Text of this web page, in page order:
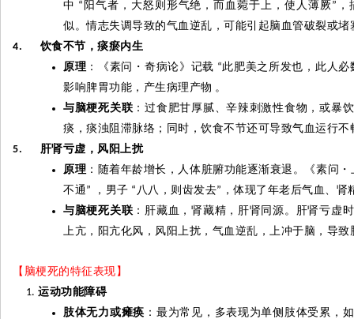
中 “ 阳气者，大怒则形气绝，而血菀于上，使人薄厥 ”
似。情志失调导致的气血逆乱，可能引起脑血管破裂或堵
4.
饮食不节，痰瘀内生
原理 ：《素问 ・ 奇病论》记载 “此肥美之所发也，此人
影响脾胃功能，产生病理产物 。
与脑梗死关联 ：过食肥甘厚腻、辛辣刺激性食物，或暴
痰，痰浊阻滞脉络；同时，饮食不节还可导致气血运行
5.
肝肾亏虚，风阳上扰
原理 ：随着年龄增长，人体脏腑功能逐渐衰退。《素问 ・
不通 ” ，男子 “ 八八，则齿发去” ，体现了年老后气血、肾
与脑梗死关联 ：肝藏血，肾藏精，肝肾同源。肝肾亏虚
上亢，阳亢化风，风阳上扰，气血逆乱，上冲于脑，导
【脑梗死的特征表现】
运动功能障碍
肢体无力或瘫痪 ：最为常见，多表现为单侧肢体受累，